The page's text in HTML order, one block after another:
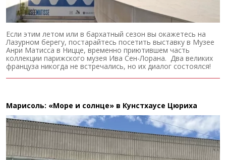
Если этим летом или в бархатный сезон вы окажетесь на
Лазурном берегу, постарайтесь посетить выставку в Музее
Анри Матисса в Ницце, временно приютившем часть
коллекции парижского музея Ива Сен-Лорана. Два великих
француза никогда не встречались, но их диалог состоялся!
Марисоль: «Море и солнце» в Кунстхаусе Цюриха